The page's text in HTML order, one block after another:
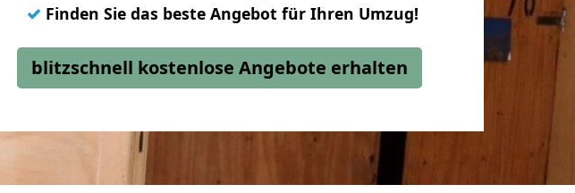
✓ Finden Sie das beste Angebot für Ihren Umzug!
blitzschnell kostenlose Angebote erhalten